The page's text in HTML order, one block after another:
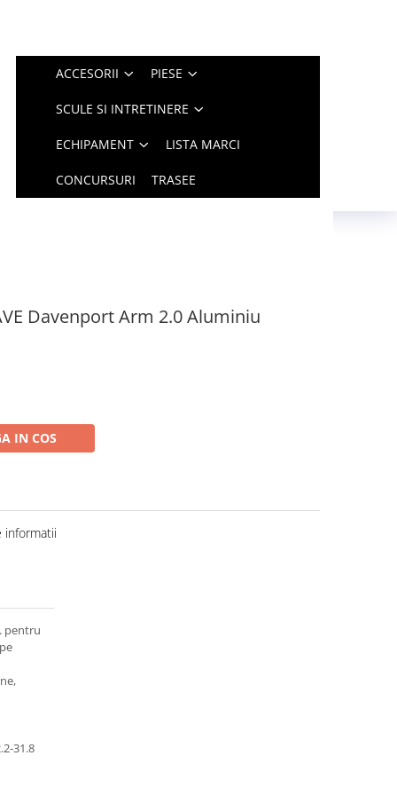
ACCESORII PIESE
SCULE SI INTRETINERE
ECHIPAMENT LISTA MARCI
CONCURSURI TRASEE
Davenport Arm 2.0 Aluminiu
IN COS
informatii
pentru
31.8